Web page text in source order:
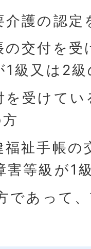
介護の認
の交付を
1級又は2
を受けて
福祉手帳
害等級が1
であって